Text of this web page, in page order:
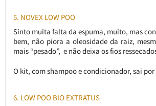
5. NOVEX LOW POO
Sinto muita falta da espuma, muito, mas
bem, não piora a oleosidade da raiz,
mais “pesado”, e não deixa os fios
O kit, com shampoo e condicionador, sai por
6. LOW POO BIO EXTRATUS